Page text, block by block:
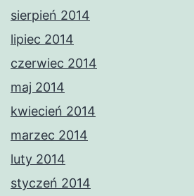
sierpień 2014
lipiec 2014
czerwiec 2014
maj 2014
kwiecień 2014
marzec 2014
luty 2014
styczeń 2014